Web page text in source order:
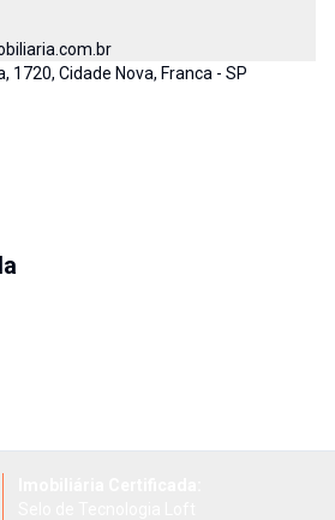
1720, Cidade Nova, Franca - SP